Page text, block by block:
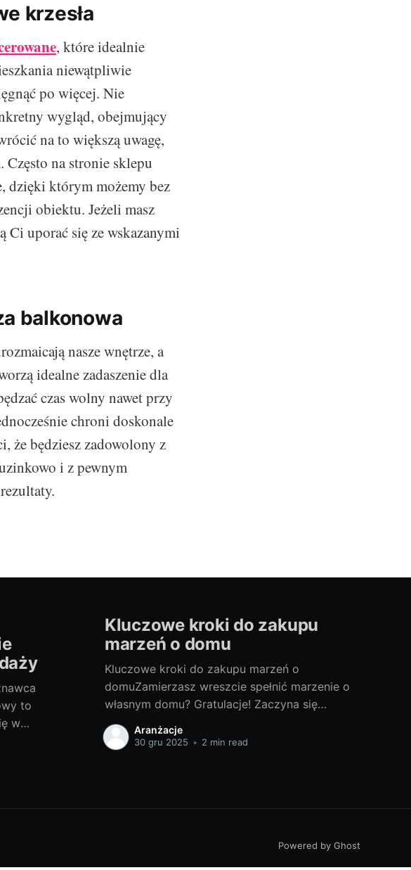
krzesła
, które idealnie
niewątpliwie
po więcej. Nie
wygląd, obejmujący
na to większą uwagę,
na stronie sklepu
dzięki którym możemy bez
obiektu. Jeżeli masz
uporać się ze wskazanymi
balkonowa
nasze wnętrze, a
idealne zadaszenie dla
czas wolny nawet przy
chroni doskonale
że będziesz zadowolony z
i z pewnym
to
w
takich jak
do nich.
Kluczowe kroki do zakupu
marzeń o domu
Kluczowe kroki do zakupu marzeń o
domuZamierzasz wreszcie spełnić marzenie o
własnym domu? Gratulacje! Zaczyna się
prawdziwa przygoda. Przygotowaliśmy dla
Ciebie przewodnik, który pomoże Ci
nieruchomości? Co zrobić po zakupie? Na te
Aranżacje
30 gru 2025 • 2 min read
Powered by Ghost